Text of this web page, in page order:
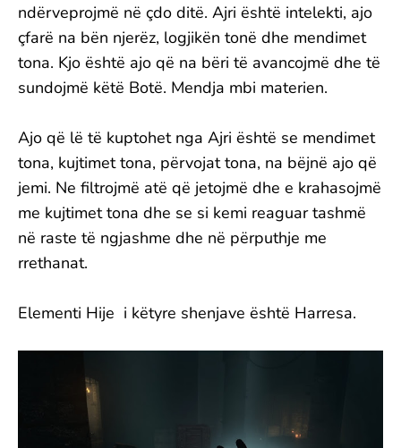
ndërveprojmë në çdo ditë. Ajri është intelekti, ajo
çfarë na bën njerëz, logjikën tonë dhe mendimet
tona. Kjo është ajo që na bëri të avancojmë dhe të
sundojmë këtë Botë. Mendja mbi materien.
Ajo që lë të kuptohet nga Ajri është se mendimet
tona, kujtimet tona, përvojat tona, na bëjnë ajo që
jemi. Ne filtrojmë atë që jetojmë dhe e krahasojmë
me kujtimet tona dhe se si kemi reaguar tashmë
në raste të ngjashme dhe në përputhje me
rrethanat.
Elementi Hije i këtyre shenjave është Harresa.